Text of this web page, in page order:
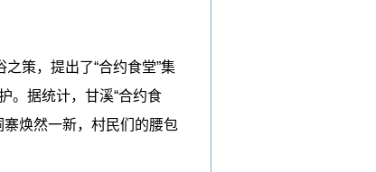
策，提出了“合约食堂”集
。据统计，甘溪“合约食
焕然一新，村民们的腰包